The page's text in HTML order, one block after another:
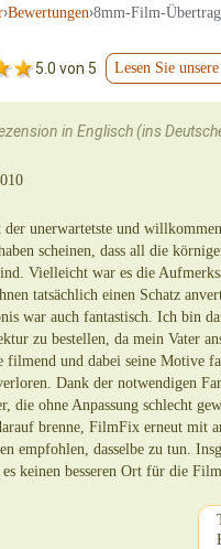
›Bewertungen›8mm-Film-
5.0 von 5 Lesen Sie
in Englisch (ins
unerwartetste und
scheinen, dass all die
Vielleicht war es die
tatsächlich einen Schatz
war auch fantastisch. Ich bin
zu bestellen, da mein Vater
filmend und dabei seine Motive
Dank der notwendigen
die ohne Anpassung schlecht
brenne, FilmFix erneut mit
empfohlen, dasselbe zu tun.
keinen besseren Ort für die